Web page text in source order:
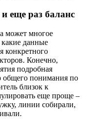
еще раз баланс
может многое
какие данные
конкретного
Конечно,
подробная
общего понимания по
близок к
еще проще –
линии собирали,